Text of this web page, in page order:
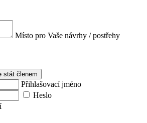
Místo pro Vaše návrhy / postřehy
stát členem
Přihlašovací jméno
Heslo